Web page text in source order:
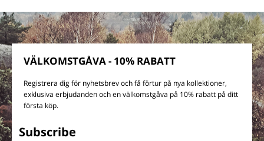
VÄLKOMSTGÅVA - 10% RABATT
Registrera dig för nyhetsbrev och få förtur på nya kollektioner,
exklusiva erbjudanden och en välkomstgåva på 10% rabatt på ditt
första köp.
Subscribe